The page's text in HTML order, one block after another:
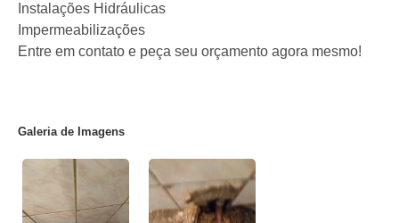
Instalações Hidráulicas
Impermeabilizações
Entre em contato e peça seu orçamento agora mesmo!
Galeria de Imagens